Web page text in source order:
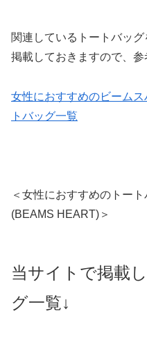
関連しているトートバッ
掲載しておきますので、
女性におすすめのビーム
トバッグ一覧
＜女性におすすめのトー
(BEAMS HEART)＞
当サイトで掲載
グ一覧↓